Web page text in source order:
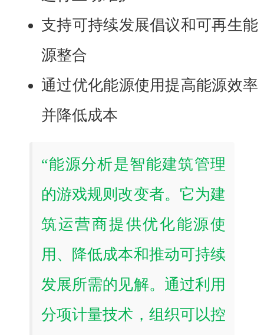
支持可持续发展倡议和可再生能
源整合
通过优化能源使用提高能源效率
并降低成本
“能源分析是智能建筑管理
的游戏规则改变者。它为建
筑运营商提供优化能源使
用、降低成本和推动可持续
发展所需的见解。通过利用
分项计量技术，组织可以控